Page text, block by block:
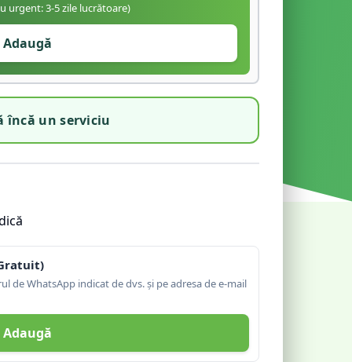
urgent: 3-5 zile lucrătoare)
Adaugă
încă un serviciu
de WhatsApp indicat de dvs. și pe adresa de e-mail
Adaugă